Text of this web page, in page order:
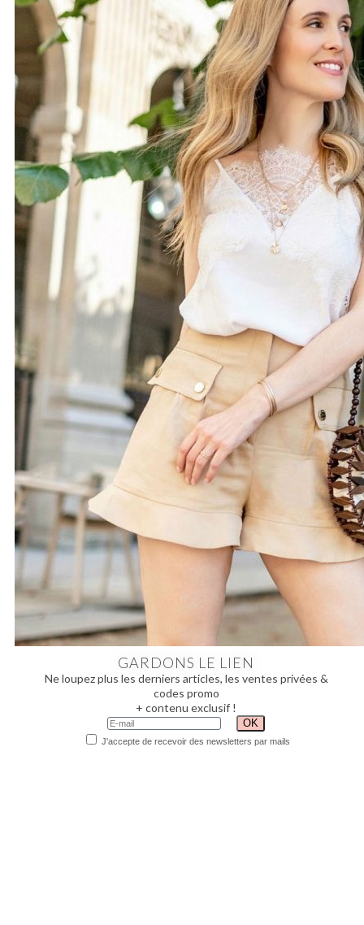
GARDONS LE LIEN
Ne loupez plus les derniers articles, les ventes privées &
codes promo
+ contenu exclusif !
J'accepte de recevoir des newsletters par mails